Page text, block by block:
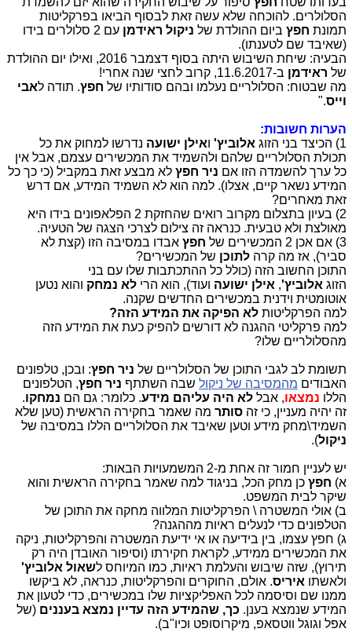
הסלולרים. להוכחה שלא עשה זאת לבסוף הביאו בפרקליטות
תמונת חפץ ביום ההולדת של ניקול ראידמן
עם 2 סלולרים בידו
(שאיבד שם לטענתו).
‏הבעיה: שיחת השיבוש היתה בסוף דצמבר 2016, ואילו יום ההולדת
של ראידמן ב-11.6.2017, קרוב לחצי שנה אחרי!
‏מה שבטוח: הסלולריים נעלמו ובהם סודותיו של חפץ. ‏תודה לאבי
וייס."
הערות חשובות:
1) הכיצד בני הזוג
אלוביץ' ואילן ישועה נדרשו למחוק את כל
תכולת הסלולריים שלהם ולהשמיד את המכשירים עצמם, אבל אין
כל ערך להשמדה הזו אם ניר חפץ לא מבצע זאת במקביל (כי כך כל
המידע נשאר קיים, אצלו). למה הוא לא השמיד המידע, אם דרש
זאת מאחרים?
2) בעיון בתצלום מקרוב רואים שהחזקת 2 הפלאפונים בידו היא
מאולצת ולא טבעית. כנראה זה צילום לצרכי הצגה של הטעיה.
3) אם אכן 2 המכשירים של
חפץ אבדו במסיבה הזו (קצת לא
סביר), אז מה קרה לתוכן של המכשירים?
התוכן החשוב הזה (כולל כל ההתכתבות שלו עם בני
הזוג אלוביץ', אילן ישועה ועוד), הוא הרי לא נמחק והוא נטען
אוטומטית וידנית במכשירים החדשים שקנה.
למה הפרקליטות לא הפיקה את המידע הזה?
למה פרקליטי ההגנה לא דורשים להפיק כעת את המידע הזה
מהסלולריים שלו?
תשומת לב לגבי התוכן של הסלולריים של ניר חפץ: ובכן, טלפונים
האבודים מהמסיבה של ניקול שבה השתתף ניר חפץ, הטלפונים
הללו נמצאו, אבל לא היה עליהם מידע. כלומר: גם הם נמחקו.
זה יהיה מעניין, כי זה סותר מה שאמר בחקירה הראשית (טען שלא
השמיד\מחק מידע וטען שאיבד את הסלולריים הללו במסיבה של
ניקול).
יש לעניין חמור זה אחת מ-2 המשמעויות הבאות:
א) חפץ כן מחק הכל, בניגוד למה שאמר בחקירה הראשית והוא
שיקר לבית המשפט.
ב) אולי המשטרה \ הפרקליטות המלווה מחקה את התוכן של
הטלפונים כדי לנעלים ראיות מההגנה?
ג) חפץ עצמו, בין בידיעה או אי ידיעת המשטרה והפרקליטות, ניקה
את המכשירים ממידע, לקראת חקירתו (וסיפור האובדן היה רק
תירוץ), שזה שיבוש והעלמת ראיות, כמו המיוחס לשאול אלוביץ'
ולאשתו איריס. אולם, החוקרים והפרקליטות, כנראה, לא ביקשו
ממנו שם וסיסמה לכל האפליקציות שלו במכשירים, כדי לטעון את
המידע שנמצא בענן. כך, שהמידע הזה עדיין נמצא בעננים (של
אפל וגוגל ווטסאפ, מיקרוסופט וכיו"ב).